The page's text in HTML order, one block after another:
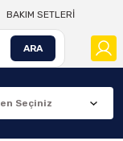
BAKIM SETLERİ
ARA